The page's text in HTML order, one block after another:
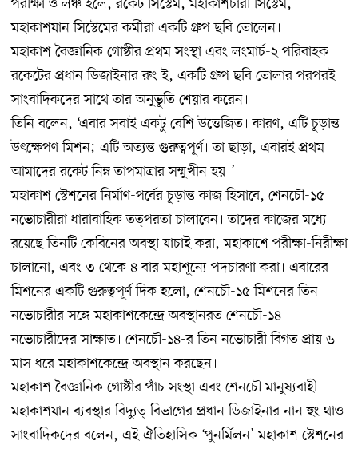
পরীক্ষা ও লঞ্চ হলে, রকেট সিস্টেম, মহাকাশচারী সিস্টেম,
মহাকাশযান সিস্টেমের কর্মীরা একটি গ্রুপ ছবি তোলেন।
মহাকাশ বৈজ্ঞানিক গোষ্ঠীর প্রথম সংস্থা এবং লংমার্চ-২ পরিবাহক
রকেটের প্রধান ডিজাইনার রুং ই, একটি গ্রুপ ছবি তোলার পরপরই
সাংবাদিকদের সাথে তার অনুভূতি শেয়ার করেন।
তিনি বলেন, ‘এবার সবাই একটু বেশি উত্তেজিত। কারণ, এটি চূড়ান্ত
উৎক্ষেপণ মিশন; এটি অত্যন্ত গুরুত্বপূর্ণ। তা ছাড়া, এবারই প্রথম
আমাদের রকেট নিম্ন তাপমাত্রার সম্মুখীন হয়।’
মহাকাশ স্টেশনের নির্মাণ-পর্বের চূড়ান্ত কাজ হিসাবে, শেনচৌ-১৫
নভোচারীরা ধারাবাহিক তত্পরতা চালাবেন। তাদের কাজের মধ্যে
রয়েছে তিনটি কেবিনের অবস্থা যাচাই করা, মহাকাশে পরীক্ষা-নিরীক্ষা
চালানো, এবং ৩ থেকে ৪ বার মহাশূন্যে পদচারণা করা। এবারের
মিশনের একটি গুরুত্বপূর্ণ দিক হলো, শেনচৌ-১৫ মিশনের তিন
নভোচারীর সঙ্গে মহাকাশকেন্দ্রে অবস্থানরত শেনচৌ-১৪
নভোচারীদের সাক্ষাত। শেনচৌ-১৪-র তিন নভোচারী বিগত প্রায় ৬
মাস ধরে মহাকাশকেন্দ্রে অবস্থান করছেন।
মহাকাশ বৈজ্ঞানিক গোষ্ঠীর পাঁচ সংস্থা এবং শেনচৌ মানুষ্যবাহী
মহাকাশযান ব্যবস্থার বিদ্যুত্ বিভাগের প্রধান ডিজাইনার নান হুং থাও
সাংবাদিকদের বলেন, এই ঐতিহাসিক ‘পুনর্মিলন’ মহাকাশ স্টেশনের